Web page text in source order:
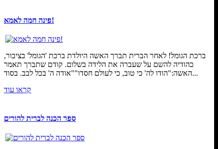
פינה חמה לאמא!
ברכת הגומל! לאחר הברית תברך האשה היולדת ברכת 'הגומל' בציבור,
כהודיה להשם על שעברה את הלידה בשלום. קודם שתברך תאמר
האשה:"הודו לה' כי טוב, כי לעולם חסדו""אודה ה' בכל לבב. בסוד...
קראו עוד
ספר הכנה לברית להורים